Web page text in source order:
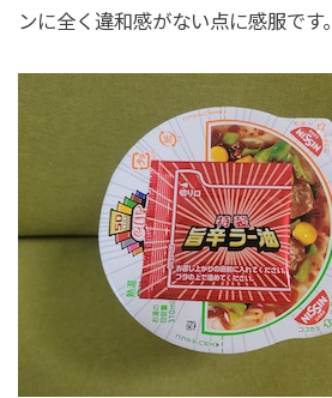
ンに全く違和感がない点に感服です。